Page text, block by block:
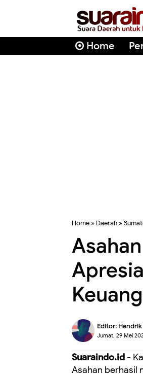
Home
Home » Daerah »
Editor:
Jumat, 29 Mei
Suaraindo.id -
Asahan berhasil